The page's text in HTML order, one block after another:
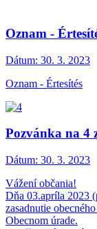
Oznam -
Dátum: 30. 3. 2023
Oznam - Értesítés
Pozvánka na 4
Dátum: 30. 3. 2023
Vážení občania!
Dňa 03.apríla 2023
zasadnutie
Obecnom úrade.